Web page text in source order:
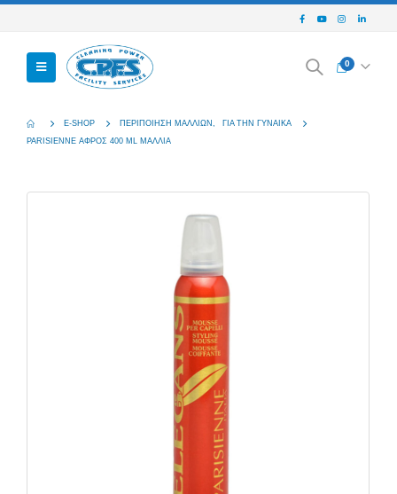
0
E-SHOP ΠΕΡΙΠΟΊΗΣΗ ΜΑΛΛΙΏΝ
ΓΙΑ ΤΗΝ ΓΥΝΑΊΚΑ
PARISIENNE ΑΦΡΟΣ 400 ML ΜΑΛΛΙΑ